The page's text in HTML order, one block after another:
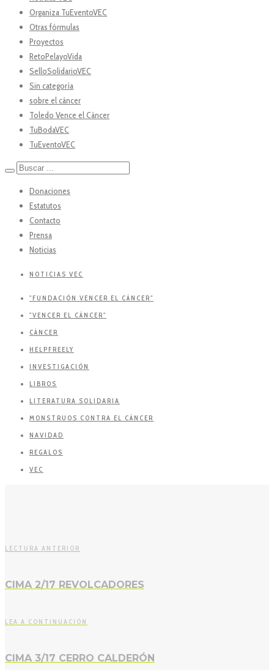
Organiza TuEventoVEC
Otras fórmulas
Proyectos
RetoPelayoVida
SelloSolidarioVEC
Sin categoría
sobre el cáncer
Toledo Vence el Cáncer
TuBodaVEC
TuEventoVEC
Donaciones
Estatutos
Contacto
Prensa
Noticias
NOTICIAS VEC
"FUNDACIÓN VENCER EL CÁNCER"
"VENCER EL CÁNCER"
CÁNCER
HELPFREELY
INVESTIGACIÓN
LIBROS
LITERATURA SOLIDARIA
MONSTRUOS CONTRA EL CÁNCER
NAVIDAD
REGALOS
VEC
LECTURA ANTERIOR
CIMA 2/17 REVOLCADORES
LEA A CONTINUACIÓN
CIMA 3/17 CERRO CALDERÓN